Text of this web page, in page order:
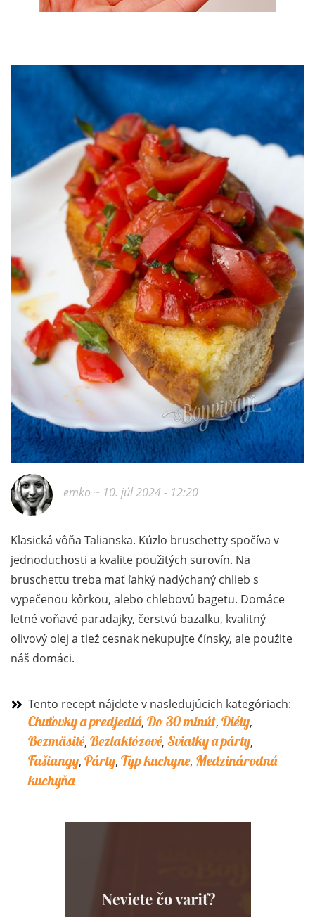
emko ~ 10. júl 2024 - 12:20
Klasická vôňa Talianska. Kúzlo bruschetty spočíva v
jednoduchosti a kvalite použitých surovín. Na
bruschettu treba mať ľahký nadýchaný chlieb s
vypečenou kôrkou, alebo chlebovú bagetu. Domáce
letné voňavé paradajky, čerstvú bazalku, kvalitný
olivový olej a tiež cesnak nekupujte čínsky, ale použite
náš domáci.
Tento recept nájdete v nasledujúcich kategóriach:
Chuťovky a predjedlá, Do 30 minút, Diéty,
Bezmäsité, Bezlaktózové, Sviatky a párty,
Fašiangy, Párty, Typ kuchyne, Medzinárodná
kuchyňa